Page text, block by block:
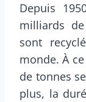
Depuis
milliards
sont
monde. À
de tonnes
plus, la